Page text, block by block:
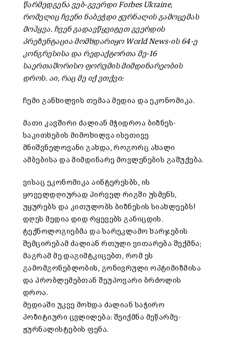
წარმედგენა ვებ-გვერდი Forbes Ukraine,
რომელიც ჩვენი ნაბეჭდი ჟურნალის გამოცემას
მოჰყვა. ჩვენ გადავწყვიტეთ გვერდის
პრეზენტაცია მომხდარიყო World News-ის 64-ე
კონგრესისა და რედაქტორთა მე-16
საერთაშორისო ფორუმის მიმდინარეობის
დროს. აი, რაც მე იქ ვთქვი:
ჩემი განხილვის თემაა მედია და ეკონომიკა.
მათი კავშირი ძალიან მჭიდროა ბიზნეს-
საკითხების მიმოხილვა ისეთივე
მნიშვნელოვანი გახდა, როგორც ახალი
ამბებისა და მიმდინარე მოვლენების გაშუქება.
ვისაც ეკონომიკა აინტერესბს, ის
ყოველდღიურად პირველ რიგში უსმენს,
უყურებს და კითულობს ბიზნესის სიახლეებს!
დღეს მედია დიდ რყევებს განიცდის.
ტექნოლოგიებმა და სარეკლამო ხარჯების
შემცირებამ ძალიან რთული ვითარება შექმნა;
მაგრამ მე დაგიმტკიცებთ, რომ ეს
გამომგონებლობის, გონივრული ოპტიმიზმისა
და პრობლემებთან შეუპოვარი ბრძოლის
დროა.
მედიაში უკვე მოხდა ძალიან საჭირო
პოზიტიური ცვლილება: შეიქმნა მეწარმე-
ჟურნალისტების ფენა.